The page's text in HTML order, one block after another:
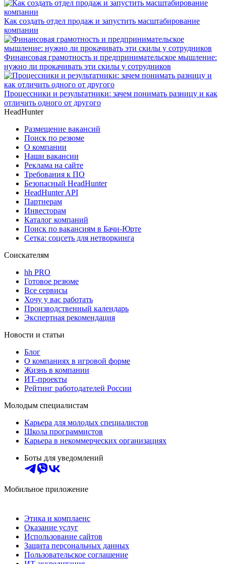
Как создать отдел продаж и запустить масштабирование
компании
Финансовая грамотность и предпринимательское мышление:
нужно ли прокачивать эти скилы у сотрудников
Процессники и результатники: зачем понимать разницу и как
отличить одного от другого
HeadHunter
Размещение вакансий
Поиск по резюме
О компании
Наши вакансии
Реклама на сайте
Требования к ПО
Безопасный HeadHunter
HeadHunter API
Партнерам
Инвесторам
Каталог компаний
Поиск по вакансиям в Бачи-Юрте
Сетка: соцсеть для нетворкинга
Соискателям
hh PRO
Готовое резюме
Все сервисы
Хочу у вас работать
Производственный календарь
Экспертная рекомендация
Новости и статьи
Блог
О компаниях в игровой форме
Жизнь в компании
ИТ-проекты
Рейтинг работодателей России
Молодым специалистам
Карьера для молодых специалистов
Школа программистов
Карьера в некоммерческих организациях
Боты для уведомлений
Мобильное приложение
Этика и комплаенс
Оказание услуг
Использование сайтов
Защита персональных данных
Пользовательское соглашение